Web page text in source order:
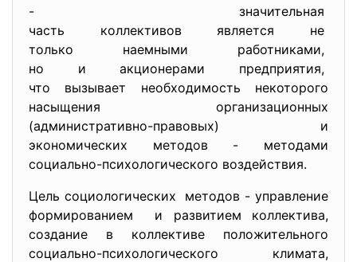
- значительная
часть коллективов является не
только наемными работниками,
но и акционерами предприятия,
что вызывает необходимость некоторого
насыщения организационных
(административно-правовых) и
экономических методов - методами
социально-психологического воздействия.
Цель социологических методов - управление
формированием и развитием коллектива,
создание в коллективе положительного
социально-психологического климата,